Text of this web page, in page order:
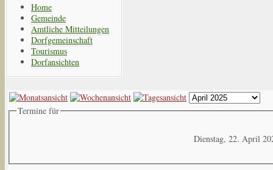
Home
Gemeinde
Amtliche Mitteilungen
Dorfgemeinschaft
Tourismus
Dorfansichten
Termine für
Dienstag, 22. April